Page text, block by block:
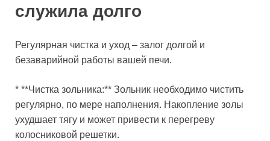
служила долго
Регулярная чистка и уход – залог долгой и
безаварийной работы вашей печи.
* **Чистка зольника:** Зольник необходимо чистить
регулярно, по мере наполнения. Накопление золы
ухудшает тягу и может привести к перегреву
колосниковой решетки.